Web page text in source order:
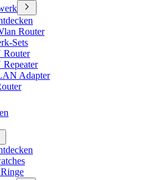
Router
Sets
Adapter